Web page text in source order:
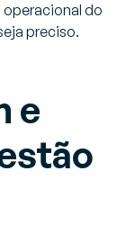
operacional do
preciso.
e